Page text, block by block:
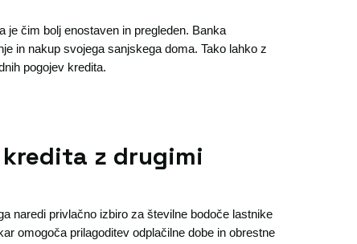
je čim bolj enostaven in pregleden. Banka
in nakup svojega sanjskega doma. Tako lahko z
pogojev kredita.
z drugimi
naredi privlačno izbiro za številne bodoče lastnike
omogoča prilagoditev odplačilne dobe in obrestne